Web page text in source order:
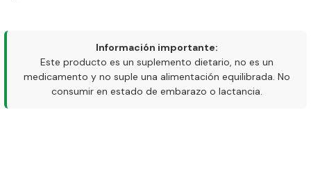
Información importante:
Este producto es un suplemento dietario, no es un
medicamento y no suple una alimentación equilibrada. No
consumir en estado de embarazo o lactancia.